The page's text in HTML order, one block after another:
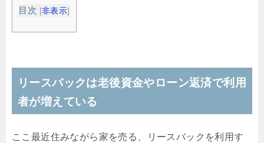
目次 [非表示]
リースバックは老後資金やローン返済で利用
者が増えている
ここ最近住みながら家を売る、リースバックを利用す